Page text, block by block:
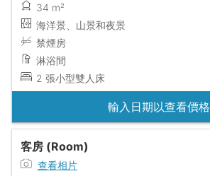
34 m²
海洋景、山景和夜景
禁煙房
淋浴間
2 張小型雙人床
輸入日期以查看價格
客房 (Room)
查看相片